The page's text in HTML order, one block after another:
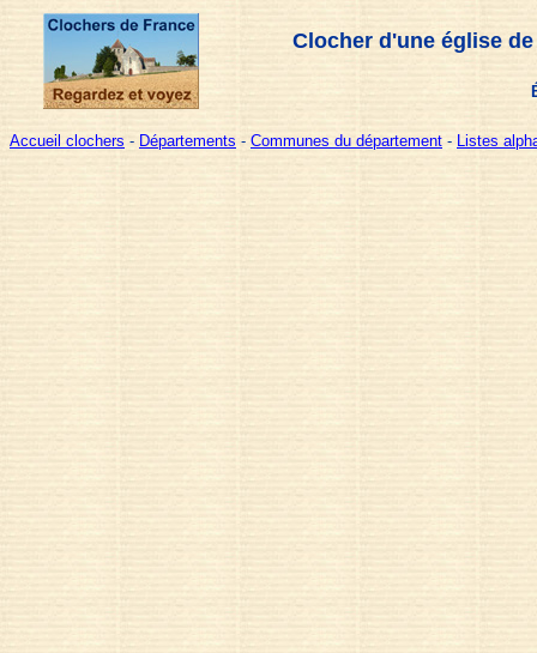
Clocher d'une église
Accueil clochers - Départements - Communes du département - Listes